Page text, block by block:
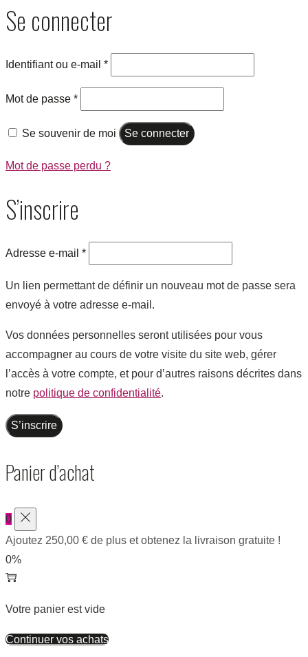
Se connecter
Identifiant ou e-mail *
Mot de passe *
Se souvenir de moi Se connecter
Mot de passe perdu ?
S’inscrire
Adresse e-mail *
Un lien permettant de définir un nouveau mot de passe sera
envoyé à votre adresse e-mail.
Vos données personnelles seront utilisées pour vous
accompagner au cours de votre visite du site web, gérer
l’accès à votre compte, et pour d’autres raisons décrites dans
notre politique de confidentialité.
S’inscrire
Panier d’achat
0
Ajoutez 250,00 € de plus et obtenez la livraison gratuite !
0%
Votre panier est vide
Continuer vos achats